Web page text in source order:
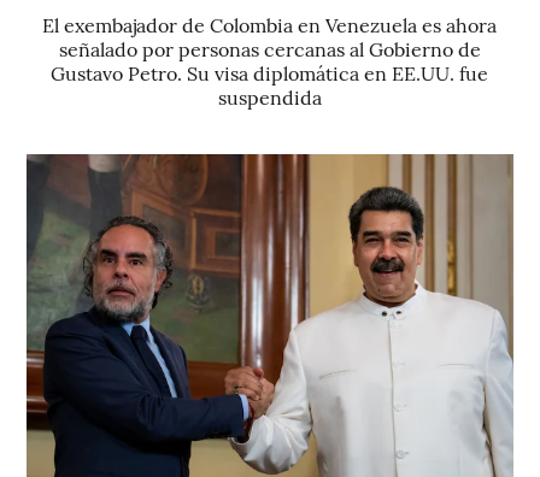
El exembajador de Colombia en Venezuela es ahora
señalado por personas cercanas al Gobierno de
Gustavo Petro. Su visa diplomática en EE.UU. fue
suspendida